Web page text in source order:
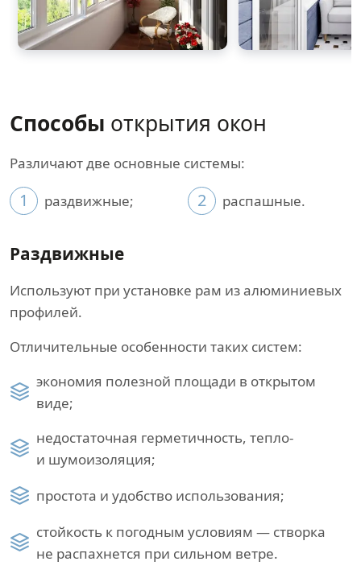
Способы открытия окон
Различают две основные системы:
1 раздвижные; 2 распашные.
Раздвижные
Используют при установке рам из алюминиевых
профилей.
Отличительные особенности таких систем:
экономия полезной площади в открытом
виде;
недостаточная герметичность, тепло-
и шумоизоляция;
простота и удобство использования;
стойкость к погодным условиям — створка
не распахнется при сильном ветре.